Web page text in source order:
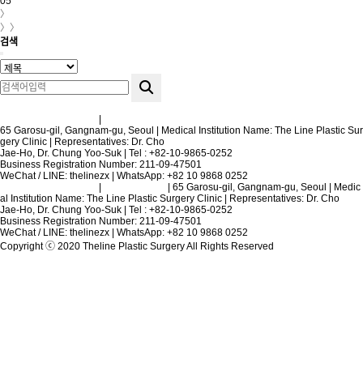
〉
〉〉
검색
|
65 Garosu-gil, Gangnam-gu, Seoul | Medical Institution Name: The Line Plastic Sur
gery Clinic | Representatives: Dr. Cho
Jae-Ho, Dr. Chung Yoo-Suk | Tel : +82-10-9865-0252
Business Registration Number: 211-09-47501
WeChat / LINE: thelinezx | WhatsApp: +82 10 9868 0252
|
| 65 Garosu-gil, Gangnam-gu, Seoul | Medic
al Institution Name: The Line Plastic Surgery Clinic | Representatives: Dr. Cho
Jae-Ho, Dr. Chung Yoo-Suk | Tel : +82-10-9865-0252
Business Registration Number: 211-09-47501
WeChat / LINE: thelinezx | WhatsApp: +82 10 9868 0252
Copyright ⓒ 2020 Theline Plastic Surgery All Rights Reserved